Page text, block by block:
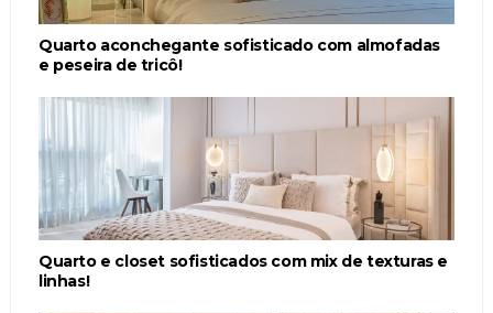
Quarto aconchegante sofisticado com almofadas
e peseira de tricô!
Quarto e closet sofisticados com mix de texturas e
linhas!